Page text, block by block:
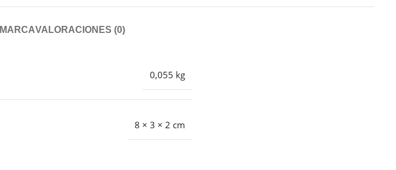
MARCAVALORACIONES (0)
0,055 kg
8 × 3 × 2 cm